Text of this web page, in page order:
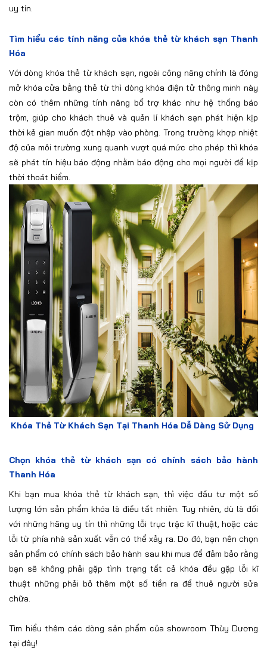
uy tín.
Tìm hiểu các tính năng của khóa thẻ từ khách sạn Thanh
Hóa
Với dòng khóa thẻ từ khách sạn, ngoài công năng chính là đóng
mở khóa cửa bằng thẻ từ thì dòng khóa điện tử thông minh này
còn có thêm những tính năng bổ trợ khác như hệ thống báo
trộm, giúp cho khách thuê và quản lí khách sạn phát hiện kịp
thời kẻ gian muốn đột nhập vào phòng. Trong trường khợp nhiệt
độ của môi trường xung quanh vượt quá mức cho phép thì khóa
sẽ phát tín hiệu báo động nhằm báo động cho mọi người để kịp
thời thoát hiểm.
Khóa Thẻ Từ Khách Sạn Tại Thanh Hóa Dễ Dàng Sử Dụng
Chọn khóa thẻ từ khách sạn có chính sách bảo hành
Thanh Hóa
Khi bạn mua khóa thẻ từ khách sạn, thì việc đầu tư một số
lượng lớn sản phẩm khóa là điều tất nhiên. Tuy nhiên, dù là đối
với những hãng uy tín thì những lỗi trục trặc kĩ thuật, hoặc các
lỗi từ phía nhà sản xuất vẫn có thể xảy ra. Do đó, bạn nên chọn
sản phẩm có chính sách bảo hành sau khi mua để đảm bảo rằng
bạn sẽ không phải gặp tình trạng tất cả khóa đều gặp lỗi kĩ
thuật những phải bỏ thêm một số tiền ra để thuê người sửa
chữa.
Tìm hiểu thêm các dòng sản phẩm của showroom Thùy Dương
tại đây!